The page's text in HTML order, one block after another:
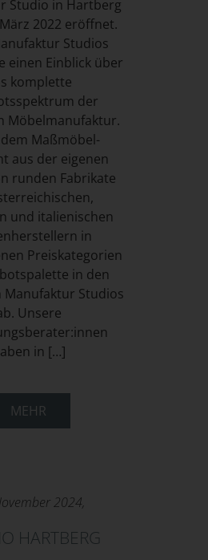
Studio in Hartberg
2022 eröffnet.
Studios
einen Einblick über
komplette
der
Möbelmanufaktur.
Maßmöbel-
aus der eigenen
runden Fabrikate
und italienischen
in
Preiskategorien
in den
Manufaktur Studios
Unsere
in […]
MEHR
2024,
HARTBERG